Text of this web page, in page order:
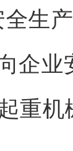
生
企
重